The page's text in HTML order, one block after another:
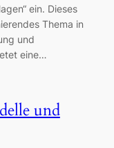
ein. Dieses
Thema in
und
eine…
und